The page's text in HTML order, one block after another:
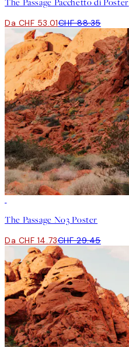
The Passage Pacchetto di Poster
Da CHF 53.01CHF 88.35
The Passage No3 Poster
Da CHF 14.73CHF 29.45